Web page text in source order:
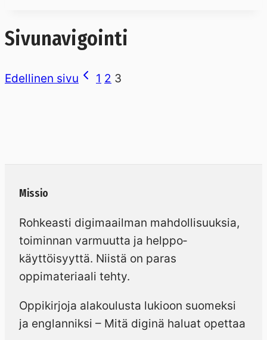
Sivunavigointi
Edellinen sivu 1 2 3
Missio
Rohkeasti digimaailman mahdollisuuksia,
toiminnan varmuutta ja helppo­
käyttöisyyttä. Niistä on paras
oppimateriaali tehty.
Oppikirjoja alakoulusta lukioon suomeksi
ja englanniksi – Mitä diginä haluat opettaa